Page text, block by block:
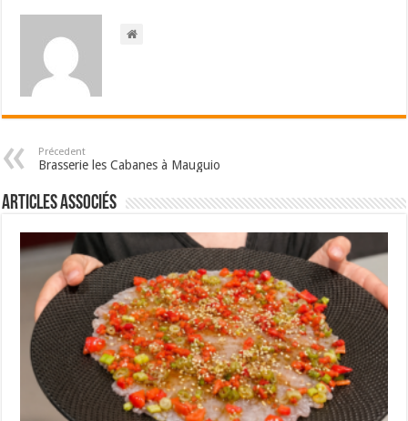
Précedent
Brasserie les Cabanes à Mauguio
Articles associés